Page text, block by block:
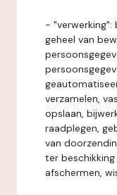
- "verwerking":
geheel van
verzamelen,
opslaan,
raadplegen,
van
ter
afschermen,